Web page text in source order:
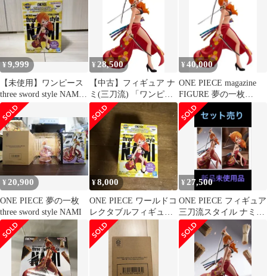
¥9,999
【未使用】ワンピース
three sword style NAMI
夢の一枚ナミ
¥28,500
【中古】フィギュア ナ
ミ(三刀流) 「ワンピー
ス」 ONE PIECE
magazine FIGURE ～夢
の一枚～ three sword
style NAMI ジャンプキ
ャラクターズストア限
¥40,000
ONE PIECE magazine
FIGURE 夢の一枚
NAMI
¥ 20,900
ONE PIECE 夢の一枚
three sword style NAMI
¥8,000
ONE PIECE ワールドコ
レクタブルフィギュア
NAMI 〜夢の一枚〜
¥ 27,500
ONE PIECE フィギュア
三刀流スタイル ナミ
新品未使用品